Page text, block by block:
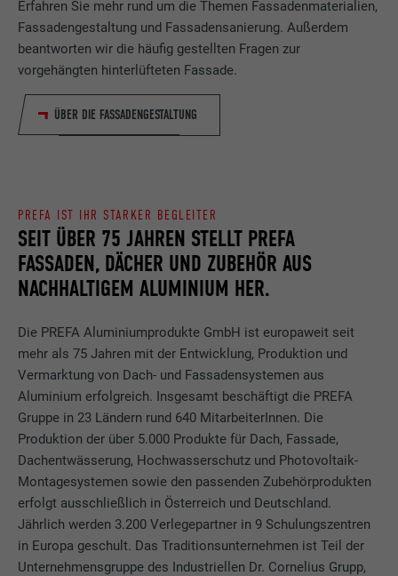
Erfahren Sie mehr rund um die Themen Fassadenmaterialien,
Fassadengestaltung und Fassadensanierung. Außerdem
beantworten wir die häufig gestellten Fragen zur
vorgehängten hinterlüfteten Fassade.
ÜBER DIE FASSADENGESTALTUNG
SEIT ÜBER 75 JAHREN STELLT PREFA
FASSADEN, DÄCHER UND ZUBEHÖR AUS
NACHHALTIGEM ALUMINIUM HER.
PREFA IST IHR STARKER BEGLEITER
Die PREFA Aluminiumprodukte GmbH ist europaweit seit
mehr als 75 Jahren mit der Entwicklung, Produktion und
Vermarktung von Dach- und Fassadensystemen aus
Aluminium erfolgreich. Insgesamt beschäftigt die PREFA
Gruppe in 23 Ländern rund 640 MitarbeiterInnen. Die
Produktion der über 5.000 Produkte für Dach, Fassade,
Dachentwässerung, Hochwasserschutz und Photovoltaik-
Montagesystemen sowie den passenden Zubehörprodukten
erfolgt ausschließlich in Österreich und Deutschland.
Jährlich werden 3.200 Verlegepartner in 9 Schulungszentren
in Europa geschult. Das Traditionsunternehmen ist Teil der
Unternehmensgruppe des Industriellen Dr. Cornelius Grupp,